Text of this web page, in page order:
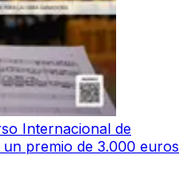
Internacional de
premio de 3.000 euros